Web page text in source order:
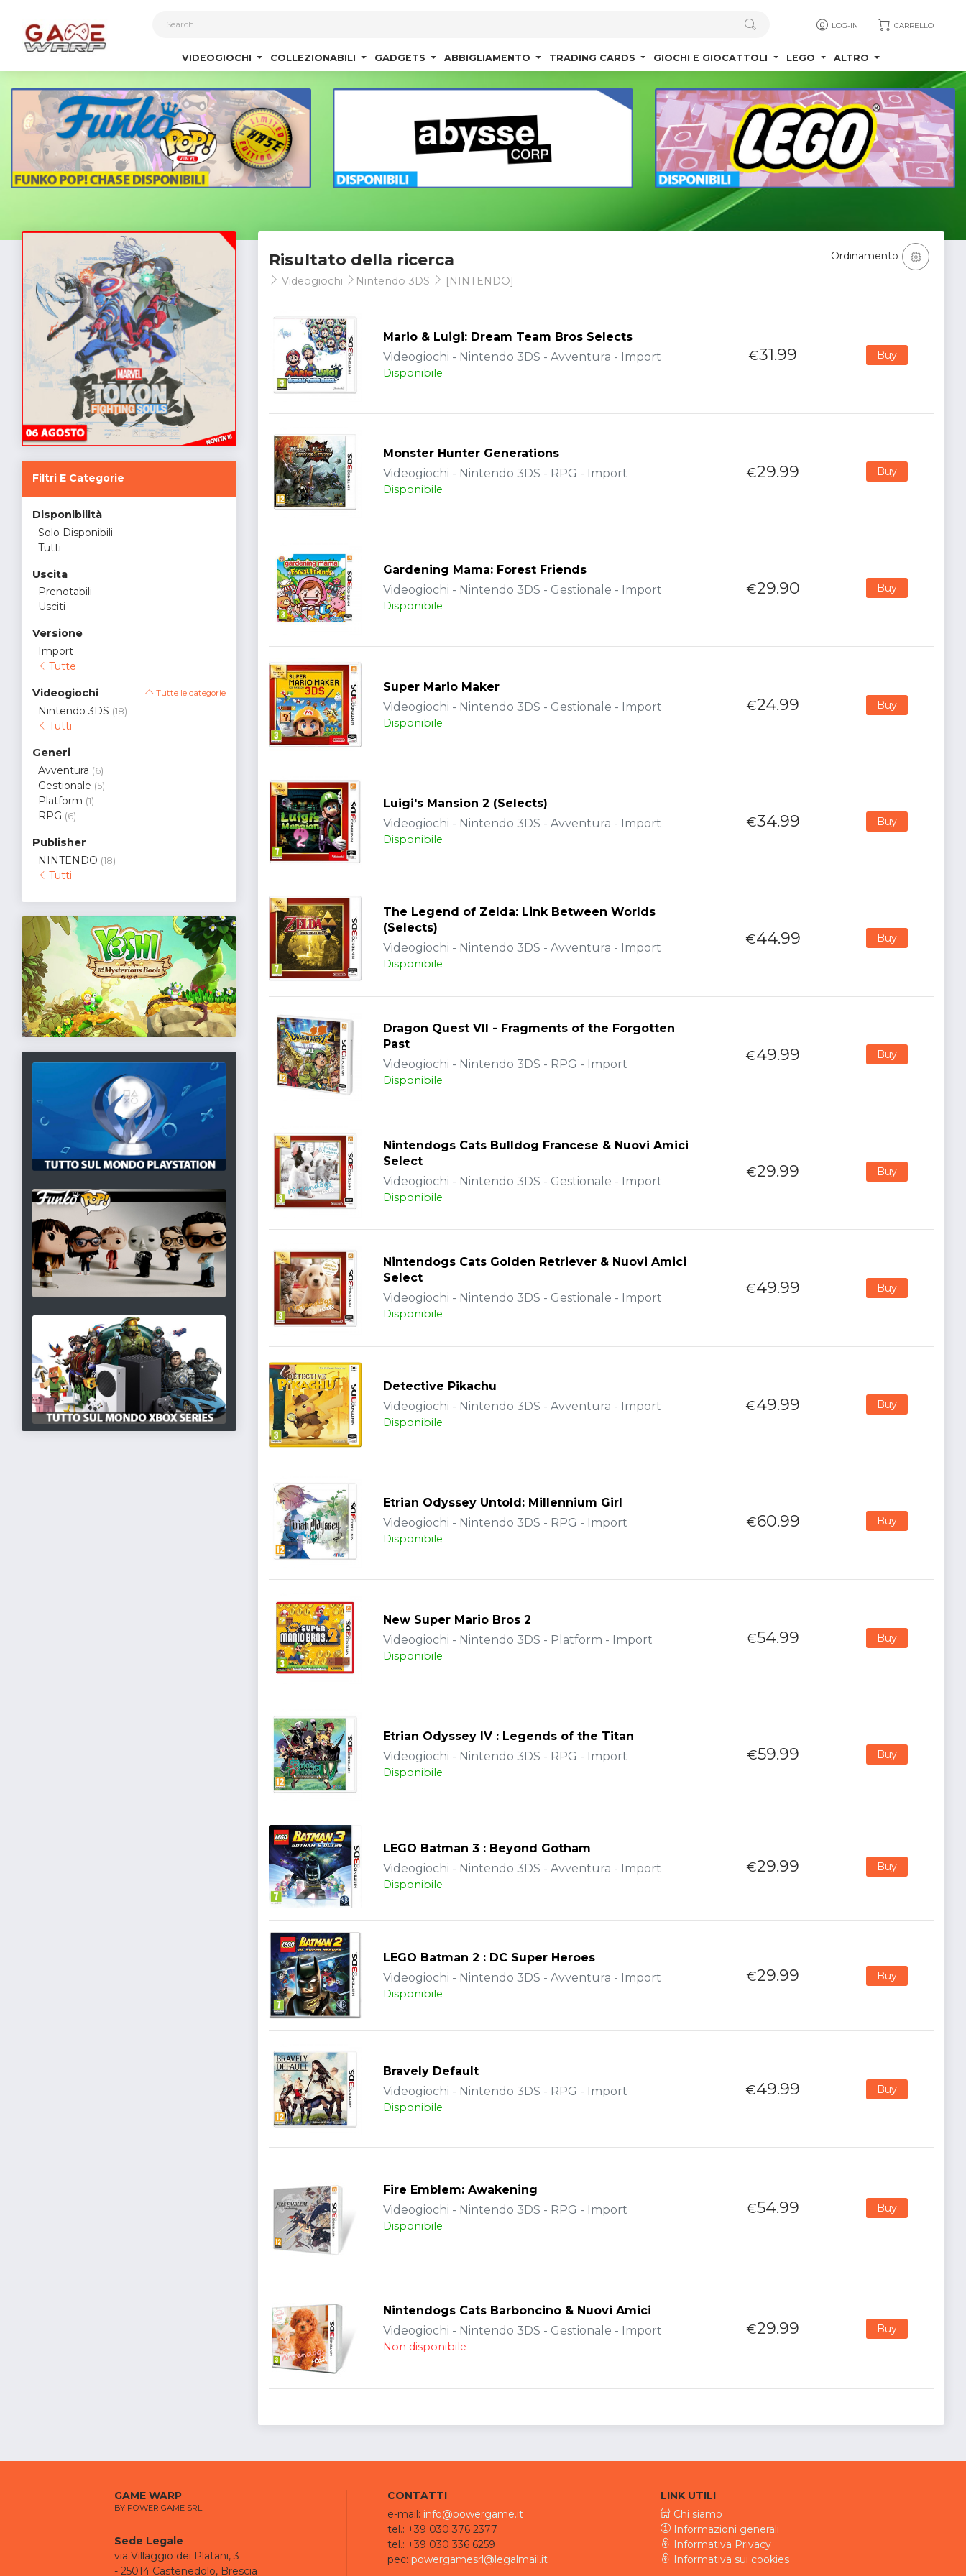
LOG-IN CARRELLO
VIDEOGIOCHI COLLEZIONABILI GADGETS ABBIGLIAMENTO TRADING CARDS GIOCHI E GIOCATTOLI LEGO ALTRO
Filtri E Categorie
Disponibilità
Solo Disponibili
Tutti
Uscita
Prenotabili
Usciti
Versione
Import
Tutte
Videogiochi Tutte le categorie
Nintendo 3DS (18)
Tutti
Generi
Avventura (6)
Gestionale (5)
Platform (1)
RPG (6)
Publisher
NINTENDO (18)
Tutti
Risultato della ricerca
Videogiochi Nintendo 3DS [NINTENDO]
Ordinamento
Mario & Luigi: Dream Team Bros Selects
Videogiochi - Nintendo 3DS - Avventura - Import
Disponibile
€31.99 Buy
Monster Hunter Generations
Videogiochi - Nintendo 3DS - RPG - Import
Disponibile
€29.99 Buy
Gardening Mama: Forest Friends
Videogiochi - Nintendo 3DS - Gestionale - Import
Disponibile
€29.90 Buy
Super Mario Maker
Videogiochi - Nintendo 3DS - Gestionale - Import
Disponibile
€24.99 Buy
Luigi's Mansion 2 (Selects)
Videogiochi - Nintendo 3DS - Avventura - Import
Disponibile
€34.99 Buy
The Legend of Zelda: Link Between Worlds
(Selects)
Videogiochi - Nintendo 3DS - Avventura - Import
Disponibile
€44.99 Buy
Dragon Quest VII - Fragments of the Forgotten
Past
Videogiochi - Nintendo 3DS - RPG - Import
Disponibile
€49.99 Buy
Nintendogs Cats Bulldog Francese & Nuovi Amici
Select
Videogiochi - Nintendo 3DS - Gestionale - Import
Disponibile
€29.99 Buy
Nintendogs Cats Golden Retriever & Nuovi Amici
Select
Videogiochi - Nintendo 3DS - Gestionale - Import
Disponibile
€49.99 Buy
Detective Pikachu
Videogiochi - Nintendo 3DS - Avventura - Import
Disponibile
€49.99 Buy
Etrian Odyssey Untold: Millennium Girl
Videogiochi - Nintendo 3DS - RPG - Import
Disponibile
€60.99 Buy
New Super Mario Bros 2
Videogiochi - Nintendo 3DS - Platform - Import
Disponibile
€54.99 Buy
Etrian Odyssey IV : Legends of the Titan
Videogiochi - Nintendo 3DS - RPG - Import
Disponibile
€59.99 Buy
LEGO Batman 3 : Beyond Gotham
Videogiochi - Nintendo 3DS - Avventura - Import
Disponibile
€29.99 Buy
LEGO Batman 2 : DC Super Heroes
Videogiochi - Nintendo 3DS - Avventura - Import
Disponibile
€29.99 Buy
Bravely Default
Videogiochi - Nintendo 3DS - RPG - Import
Disponibile
€49.99 Buy
Fire Emblem: Awakening
Videogiochi - Nintendo 3DS - RPG - Import
Disponibile
€54.99 Buy
Nintendogs Cats Barboncino & Nuovi Amici
Videogiochi - Nintendo 3DS - Gestionale - Import
Non disponibile
€29.99 Buy
GAME WARP
BY POWER GAME SRL
Sede Legale
via Villaggio dei Platani, 3
- 25014 Castenedolo, Brescia
CONTATTI
e-mail: info@powergame.it
tel.: +39 030 376 2377
tel.: +39 030 336 6259
pec: powergamesrl@legalmail.it
LINK UTILI
Chi siamo
Informazioni generali
Informativa Privacy
Informativa sui cookies